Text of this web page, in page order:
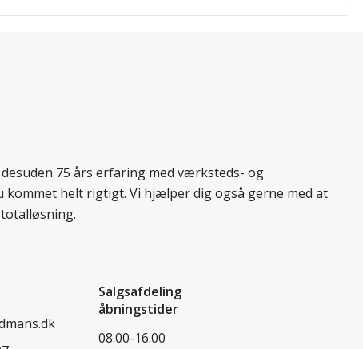
75 års erfaring med værksteds- og
helt rigtigt. Vi hjælper dig også gerne med at
Salgsafdeling
åbningstider
08.00-16.00